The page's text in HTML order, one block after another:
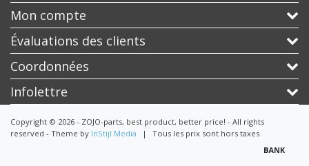
Mon compte
Évaluations des clients
Coordonnées
Infolettre
Copyright © 2026 - ZOJO-parts, best product, better price! - All rights
reserved - Theme by InStijl Media | Tous les prix sont hors taxes